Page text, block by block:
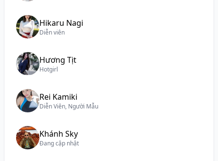
Hikaru Nagi
Diễn viên
Hương Tịt
Hotgirl
Rei Kamiki
Diễn Viên, Người Mẫu
Khánh Sky
Đang cập nhật